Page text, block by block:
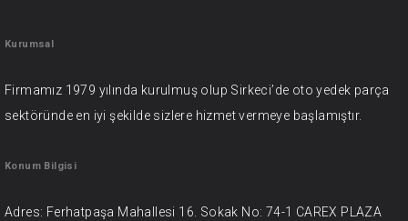
Kurumsal
Firmamız 1979 yılında kurulmuş olup Sirkeci’de oto yedek parça
sektöründe en iyi şekilde sizlere hizmet vermeye başlamıştır.
Konum Bilgisi
Adres: Ferhatpaşa Mahallesi 16. Sokak No: 74-1 CAREX PLAZA